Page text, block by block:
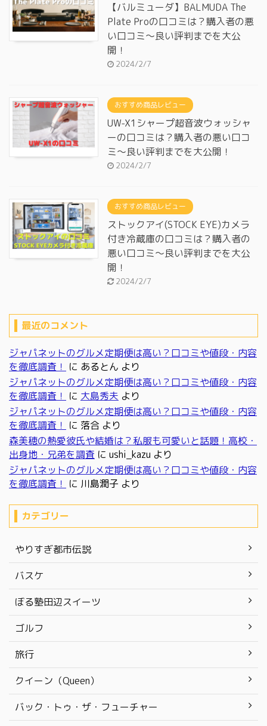
【バルミューダ】BALMUDA The
Plate Proの口コミは？購入者の悪
い口コミ～良い評判までを大公
開！
2024/2/7
おすすめ商品レビュー
UW-X1シャープ超音波ウォッシャ
ーの口コミは？購入者の悪い口コ
ミ～良い評判までを大公開！
2024/2/7
おすすめ商品レビュー
ストックアイ(STOCK EYE)カメラ
付き冷蔵庫の口コミは？購入者の
悪い口コミ～良い評判までを大公
開！
2024/2/7
最近のコメント
ジャパネットのグルメ定期便は高い？口コミや値段・内容
を徹底調査！ に あるとん より
ジャパネットのグルメ定期便は高い？口コミや値段・内容
を徹底調査！ に 大島秀夫 より
ジャパネットのグルメ定期便は高い？口コミや値段・内容
を徹底調査！ に 落合 より
森美穂の熱愛彼氏や結婚は？私服も可愛いと話題！高校・
出身地・兄弟を調査 に ushi_kazu より
ジャパネットのグルメ定期便は高い？口コミや値段・内容
を徹底調査！ に 川島潤子 より
カテゴリー
やりすぎ都市伝説
バスケ
ぼる塾田辺スイーツ
ゴルフ
旅行
クイーン（Queen）
バック・トゥ・ザ・フューチャー